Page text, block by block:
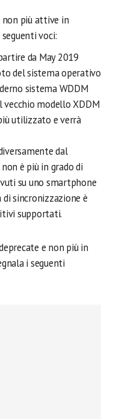
più attive in
voci:
da May 2019
del sistema operativo
sistema WDDM
vecchio modello XDDM
utilizzato e verrà
dal
è più in grado di
su uno smartphone
sincronizzazione è
supportati.
e non più in
i seguenti